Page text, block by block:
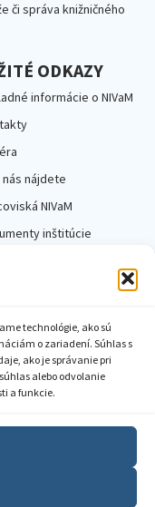
technológie, ako sú
o zariadení. Súhlas s
ako je správanie pri
alebo odvolanie
a funkcie.
či správa knižničného
ODKAZY
informácie o NIVaM
nás nájdete
NIVaM
inštitúcie